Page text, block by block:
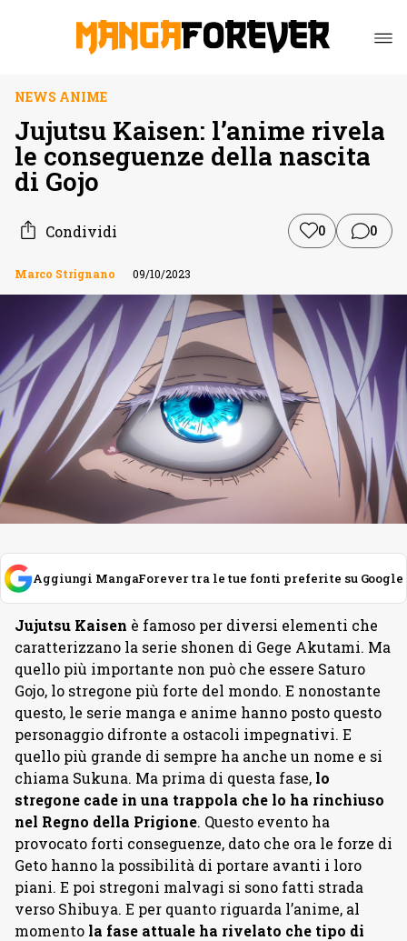
NEWS ANIME
Jujutsu Kaisen: l’anime rivela
le conseguenze della nascita
di Gojo
Condividi 0 0
Marco Strignano 09/10/2023
Aggiungi MangaForever tra le tue fonti preferite su Google
Jujutsu Kaisen è famoso per diversi elementi che
caratterizzano la serie shonen di Gege Akutami. Ma
quello più importante non può che essere Saturo
Gojo, lo stregone più forte del mondo. E nonostante
questo, le serie manga e anime hanno posto questo
personaggio difronte a ostacoli impegnativi. E
quello più grande di sempre ha anche un nome e si
chiama Sukuna. Ma prima di questa fase, lo
stregone cade in una trappola che lo ha rinchiuso
nel Regno della Prigione. Questo evento ha
provocato forti conseguenze, dato che ora le forze di
Geto hanno la possibilità di portare avanti i loro
piani. E poi stregoni malvagi si sono fatti strada
verso Shibuya. E per quanto riguarda l’anime, al
momento la fase attuale ha rivelato che tipo di